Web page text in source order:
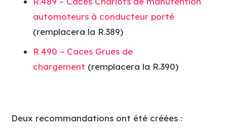
automoteurs à conducteur porté
(remplacera la R.389)
R.490 – Caces Grues de
chargement (remplacera la R.390)
Deux recommandations ont été créées :